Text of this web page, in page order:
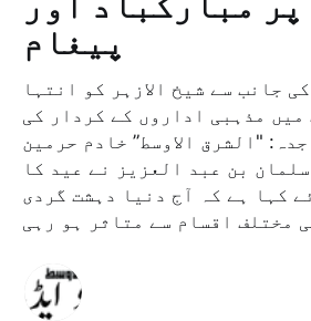
پیغام
جانب سے شیخ الازہر کو انتہا
میں مذہبی اداروں کے کردار کی
"الشرق الاوسط” خادم حرمین
بن عبد العزیز نے عید کا
کہا ہے کہ آج دنیا دہشت گردی